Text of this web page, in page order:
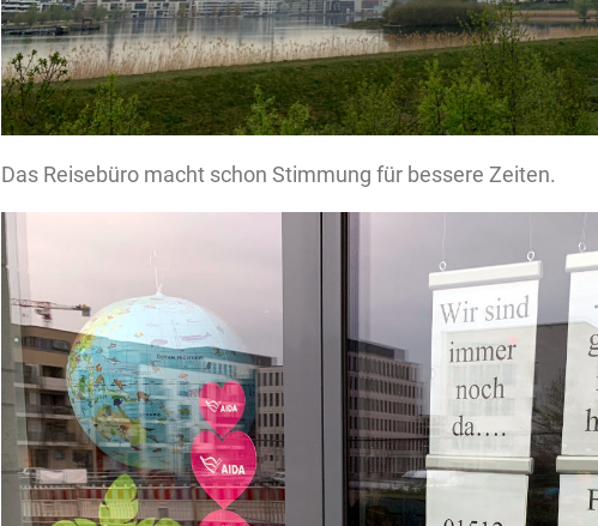
Das Reisebüro macht schon Stimmung für bessere Zeiten.